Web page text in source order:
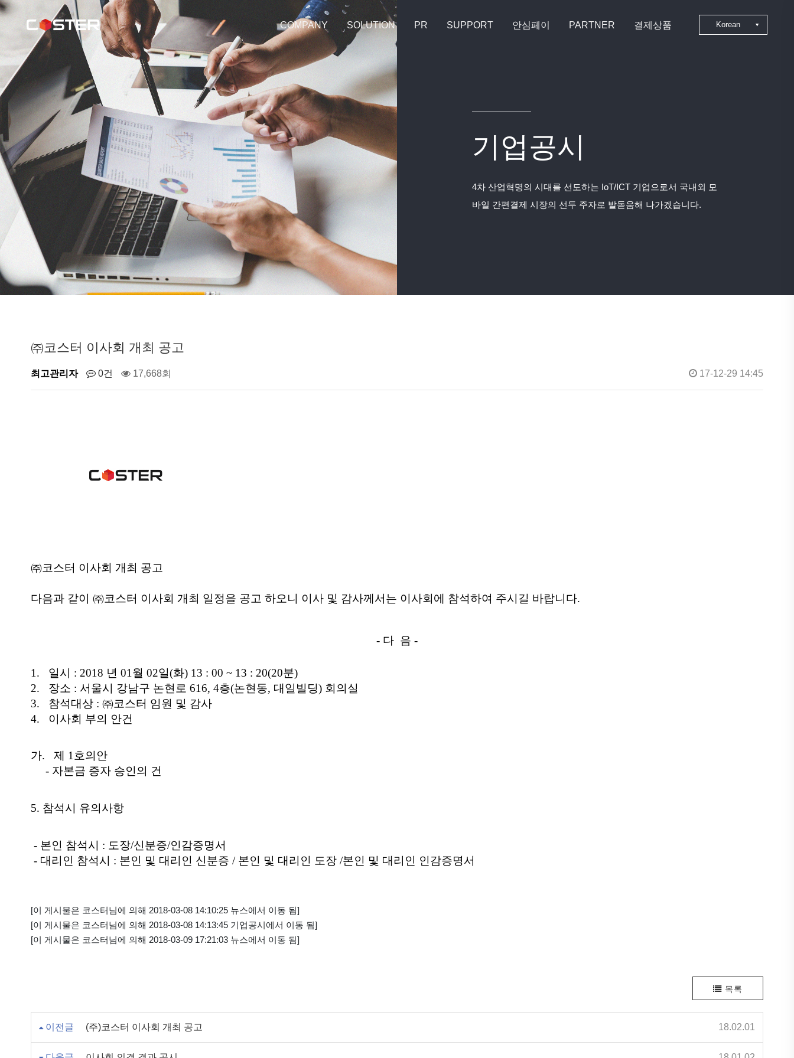
COMPANY SOLUTION PR SUPPORT 안심페이 PARTNER 결제상품 Korean
기업공시
4차 산업혁명의 시대를 선도하는 IoT/ICT 기업으로서 국내외 모
바일 간편결제 시장의 선두 주자로 발돋움해 나가겠습니다.
㈜코스터 이사회 개최 공고
최고관리자 0건 17,668회 17-12-29 14:45
㈜코스터 이사회 개최 공고
다음과 같이 ㈜코스터 이사회 개최 일정을 공고 하오니 이사 및 감사께서는 이사회에 참석하여 주시길 바랍니다.
- 다 음 -
1. 일시 : 2018 년 01월 02일(화) 13 : 00 ~ 13 : 20(20분)
2. 장소 : 서울시 강남구 논현로 616, 4층(논현동, 대일빌딩) 회의실
3. 참석대상 : ㈜코스터 임원 및 감사
4. 이사회 부의 안건
가. 제 1호의안
- 자본금 증자 승인의 건
5. 참석시 유의사항
- 본인 참석시 : 도장/신분증/인감증명서
- 대리인 참석시 : 본인 및 대리인 신분증 / 본인 및 대리인 도장 /본인 및 대리인 인감증명서
[이 게시물은 코스터님에 의해 2018-03-08 14:10:25 뉴스에서 이동 됨]
[이 게시물은 코스터님에 의해 2018-03-08 14:13:45 기업공시에서 이동 됨]
[이 게시물은 코스터님에 의해 2018-03-09 17:21:03 뉴스에서 이동 됨]
목록
이전글 (주)코스터 이사회 개최 공고 18.02.01